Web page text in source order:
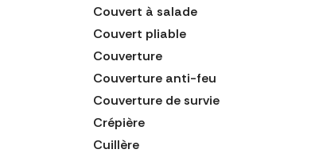
Couvert à salade
Couvert pliable
Couverture
Couverture anti-feu
Couverture de survie
Crépière
Cuillère